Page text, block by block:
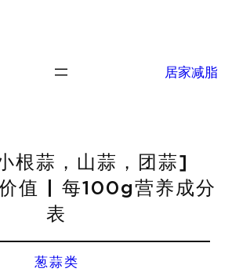
居家减脂
根蒜，山蒜，团蒜]
值 | 每100g营养成分
表
葱蒜类